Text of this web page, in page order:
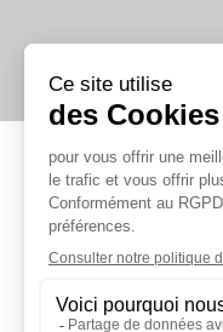
PORTES
Portes